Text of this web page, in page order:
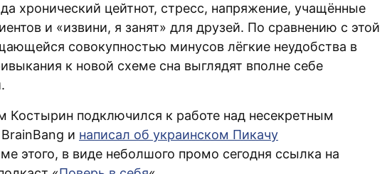
хронический цейтнот, стресс, напряжение, учащённые
и «извини, я занят» для друзей. По сравнению с этой
совокупностью минусов лёгкие неудобства в
к новой схеме сна выглядят вполне себе
Костырин подключился к работе над несекретным
и написал об украинском Пикачу
этого, в виде неболшого промо сегодня ссылка на